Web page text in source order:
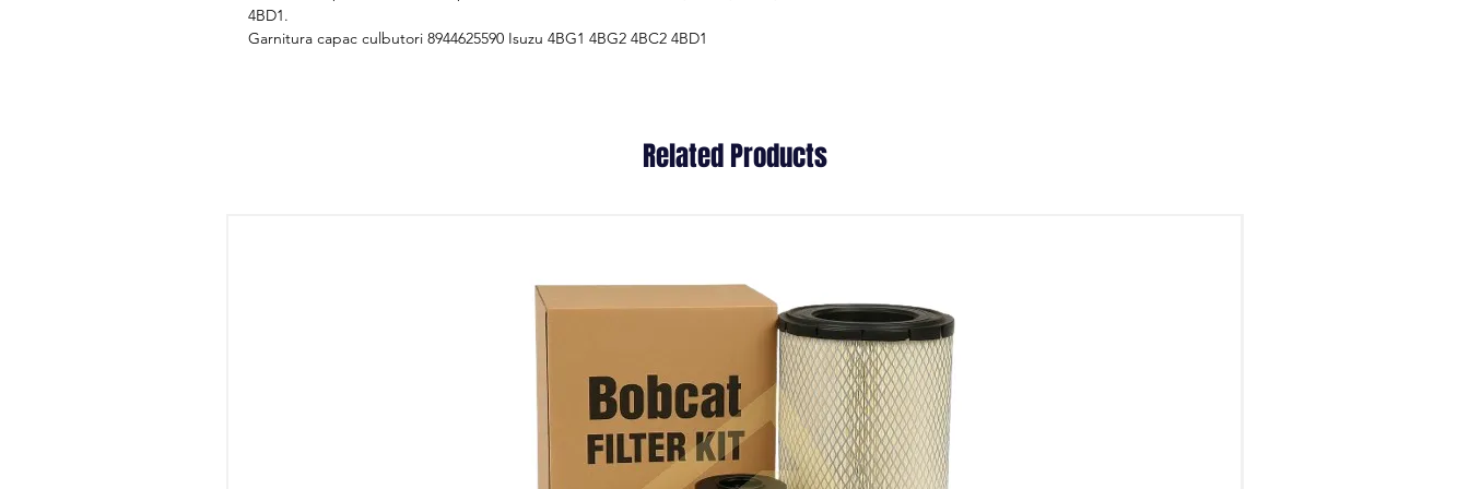
4BD1.
Garnitura capac culbutori 8944625590 Isuzu 4BG1 4BG2 4BC2 4BD1
Related Products